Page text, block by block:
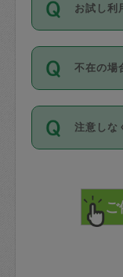
ールに
を依頼し
※テスト
参考
す。
写真を
詳細FAQ
タスカ
可能で
す。
1. 直前
共通）
72時間
料が発
直前キ
72時間
お試し利
「お試
せんが
とによ
まず、
みてく
その後
不在の場
不在の
が必要
ジさん
てくだ
不在時
注意しな
で、必
れて依
けてく